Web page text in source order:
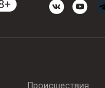
Происшествия